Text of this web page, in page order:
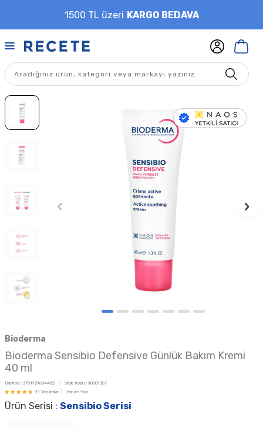
1500 TL üzeri KARGO BEDAVA
Bioderma
Bioderma Sensibio Defensive Günlük Bakım Kremi
40 ml
Barkod : 3701129804452 Stok Kodu : 10001387
11 Yorumlar |
Yorum Yap
Ürün Serisi : Sensibio Serisi